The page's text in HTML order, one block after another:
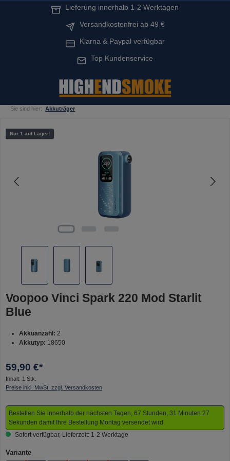
Lieferung innerhalb 1-2 Werktagen
Versandkostenfrei ab 49 €
Klarna & Paypal verfügbar
Top Kundenservice
Sie sind hier: Akkuträger
Bildergalerie überspringen
Nur 1 auf Lager!
Voopoo Vinci Spark 220 Mod Starlit
Blue
Akkuanzahl: 2
Akkutyp: 18650
59,90 €*
Inhalt: 1 Stk.
Preise inkl. MwSt. zzgl. Versandkosten
Bestellen Sie innerhalb der nächsten Tagen, 67 Stunden, 31 Minuten 27
Sekunden damit Ihre Bestellung Montag versendet wird.
Sofort verfügbar, Lieferzeit: 1-2 Werktage
Varianteauswählen